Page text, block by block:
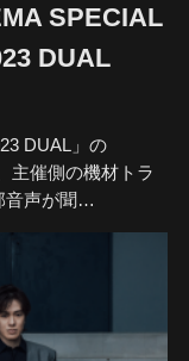
SPECIAL
DUAL
DUAL」の
主催側の機材トラ
音声が聞…